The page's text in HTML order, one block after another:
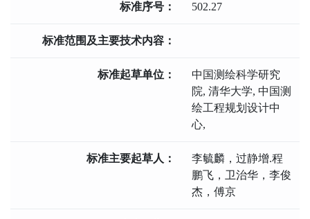
标准序号： 502.27
标准范围及主要技术内容：
标准起草单位：
中国测绘科学研究
院, 清华大学, 中国测
绘工程规划设计中
心,
标准主要起草人：
李毓麟，过静增.程
鹏飞，卫治华，李俊
杰，傅京